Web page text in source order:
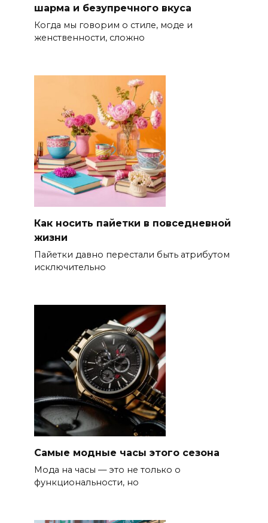
шарма и безупречного вкуса
Когда мы говорим о стиле, моде и
женственности, сложно
Как носить пайетки в повседневной
жизни
Пайетки давно перестали быть атрибутом
исключительно
Самые модные часы этого сезона
Мода на часы — это не только о
функциональности, но